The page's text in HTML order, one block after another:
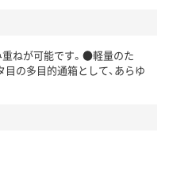
ねが可能です。●軽量のた
の多目的通箱として、あらゆ